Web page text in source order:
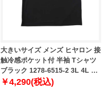
大きいサイズ メンズ ヒヤロン 接
触冷感ポケット付 半袖 Tシャツ
ブラック 1278-6515-2 3L 4L 5L
6L 7L 8L
￥4,290(税込)